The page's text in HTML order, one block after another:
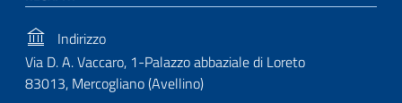
Indirizzo
Via D. A. Vaccaro, 1-Palazzo abbaziale di Loreto
83013, Mercogliano (Avellino)